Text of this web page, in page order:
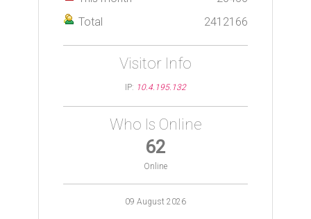
Total
2412166
Visitor Info
IP: 10.4.195.132
Who Is Online
62
Online
09 August 2026